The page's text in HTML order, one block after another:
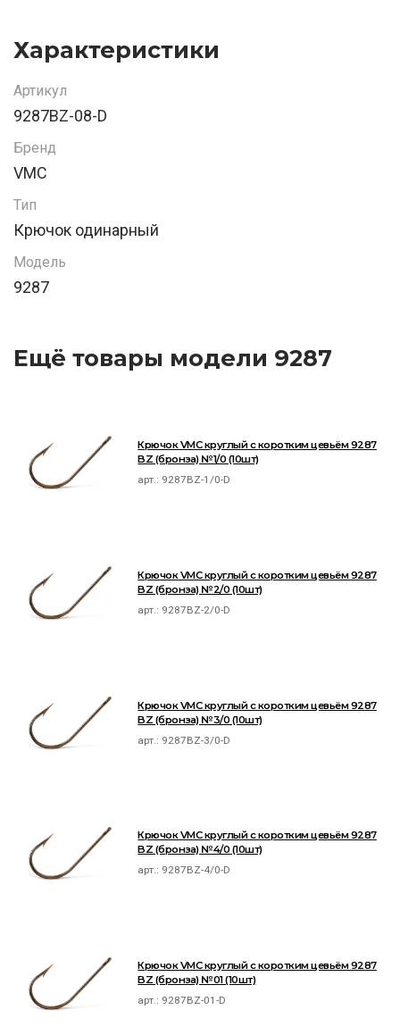
Характеристики
Артикул
9287BZ-08-D
Бренд
VMC
Тип
Крючок одинарный
Модель
9287
Ещё товары модели 9287
Крючок VMC круглый с коротким цевьём 9287
BZ (бронза) №1/0 (10шт)
арт.: 9287BZ-1/0-D
Крючок VMC круглый с коротким цевьём 9287
BZ (бронза) №2/0 (10шт)
арт.: 9287BZ-2/0-D
Крючок VMC круглый с коротким цевьём 9287
BZ (бронза) №3/0 (10шт)
арт.: 9287BZ-3/0-D
Крючок VMC круглый с коротким цевьём 9287
BZ (бронза) №4/0 (10шт)
арт.: 9287BZ-4/0-D
Крючок VMC круглый с коротким цевьём 9287
BZ (бронза) №01 (10шт)
арт.: 9287BZ-01-D